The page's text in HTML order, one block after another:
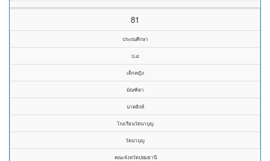
81
ประถมศึกษา
ป.๔
เด็กหญิง
มัณฑิตา
นาคสิงห์
โรงเรียนวัดนาบุญ
วัดนาบุญ
คณะจังหวัดปทุมธานี